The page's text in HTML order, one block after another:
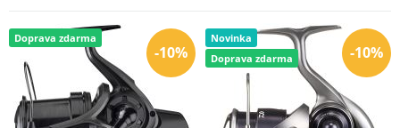
-10%
Doprava zdarma
-10%
Novinka
Doprava zdarma